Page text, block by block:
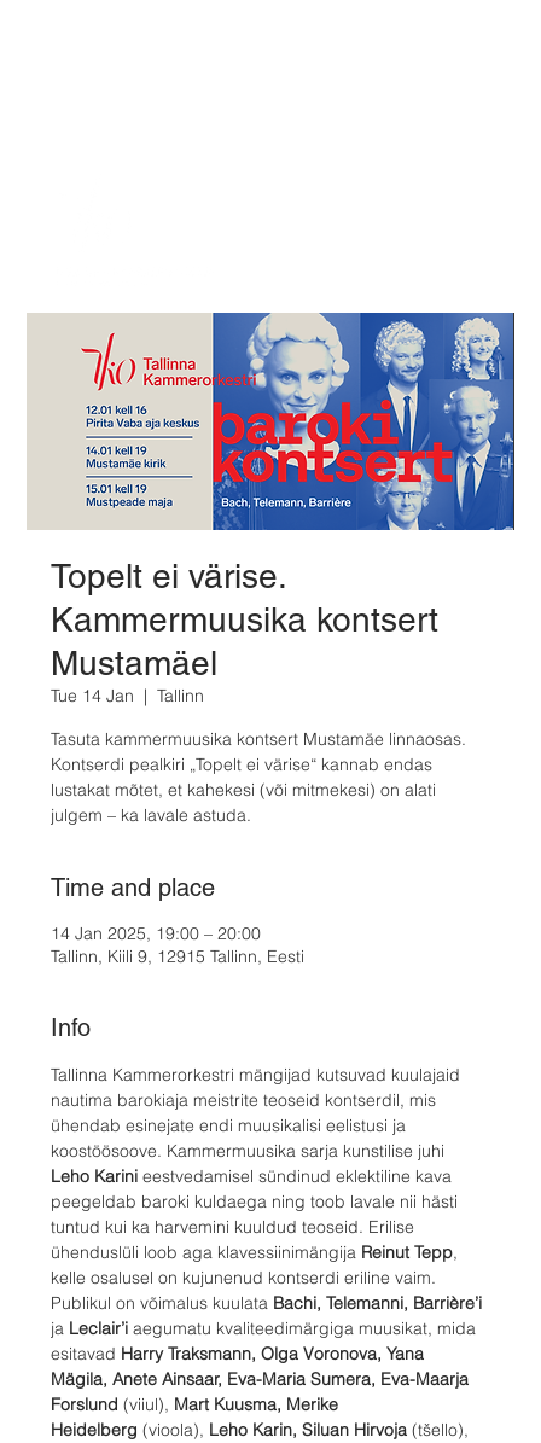
Topelt ei värise.
Kammermuusika kontsert
Mustamäel
Tue 14 Jan
  |
Tallinn
Tasuta kammermuusika kontsert Mustamäe linnaosas.
Kontserdi pealkiri „Topelt ei värise“ kannab endas
lustakat mõtet, et kahekesi (või mitmekesi) on alati
julgem – ka lavale astuda.
Time and place
14 Jan 2025, 19:00 – 20:00
Tallinn, Kiili 9, 12915 Tallinn, Eesti
Info
Tallinna Kammerorkestri mängijad kutsuvad kuulajaid
nautima barokiaja meistrite teoseid kontserdil, mis
ühendab esinejate endi muusikalisi eelistusi ja
koostöösoove. Kammermuusika sarja kunstilise juhi
Leho Karini eestvedamisel sündinud eklektiline kava
peegeldab baroki kuldaega ning toob lavale nii hästi
tuntud kui ka harvemini kuuldud teoseid. Erilise
ühenduslüli loob aga klavessiinimängija Reinut Tepp,
kelle osalusel on kujunenud kontserdi eriline vaim.
Publikul on võimalus kuulata Bachi, Telemanni, Barrière’i
ja Leclair’i aegumatu kvaliteedimärgiga muusikat, mida
esitavad Harry Traksmann, Olga Voronova, Yana
Mägila, Anete Ainsaar, Eva-Maria Sumera, Eva-Maarja
Forslund (viiul), Mart Kuusma, Merike
Heidelberg (vioola), Leho Karin, Siluan Hirvoja (tšello),